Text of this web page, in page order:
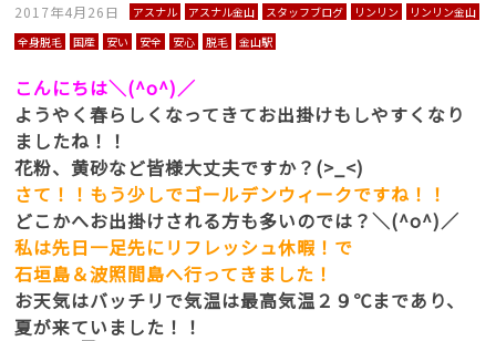
2017年4月26日 アスナル アスナル金山 スタッフブログ リンリン
リンリン金山
全身脱毛
国産 安い 安全 安心 脱毛 金山駅
こんにちは＼(^o^)／
ようやく春らしくなってきてお出掛けもしやすくなり
ましたね！！
花粉、黄砂など皆様大丈夫ですか？(>_<)
さて！！もう少しでゴールデンウィークですね！！
どこかへお出掛けされる方も多いのでは？＼(^o^)／
私は先日一足先にリフレッシュ休暇！で
石垣島＆波照間島へ行ってきました！
お天気はバッチリで気温は最高気温２９℃まであり、
夏が来ていました！！